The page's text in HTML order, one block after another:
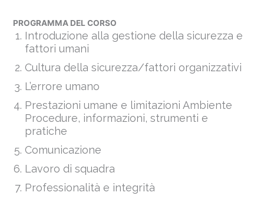
PROGRAMMA DEL CORSO
Introduzione alla gestione della sicurezza e
fattori umani
Cultura della sicurezza/fattori organizzativi
L’errore umano
Prestazioni umane e limitazioni Ambiente
Procedure, informazioni, strumenti e
pratiche
Comunicazione
Lavoro di squadra
Professionalità e integrità